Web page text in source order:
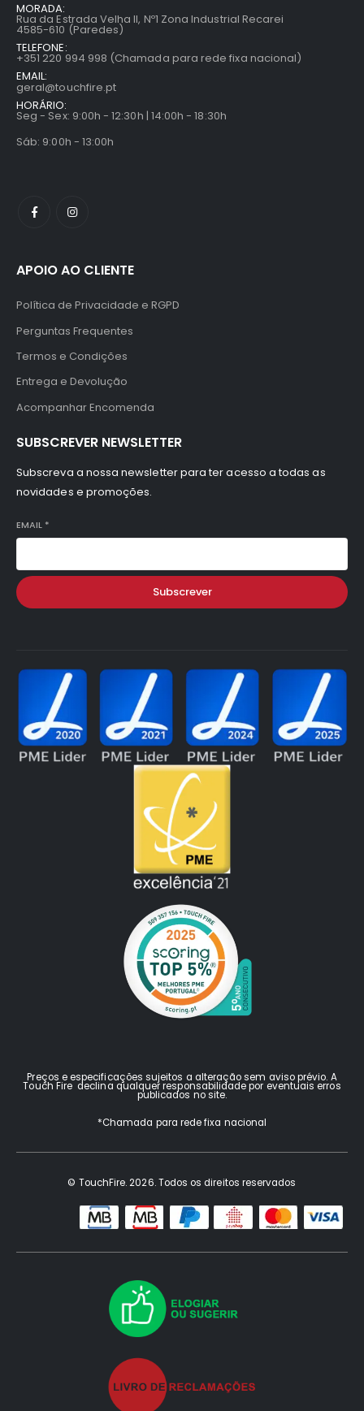
MORADA:
Rua da Estrada Velha II, Nº1 Zona Industrial Recarei
4585-610 (Paredes)
TELEFONE:
+351 220 994 998 (Chamada para rede fixa nacional)
EMAIL:
geral@touchfire.pt
HORÁRIO:
Seg - Sex: 9:00h - 12:30h | 14:00h - 18:30h
Sáb: 9:00h - 13:00h
APOIO AO CLIENTE
Política de Privacidade e RGPD
Perguntas Frequentes
Termos e Condições
Entrega e Devolução
Acompanhar Encomenda
SUBSCREVER NEWSLETTER
Subscreva a nossa newsletter para ter acesso a todas as
novidades e promoções.
EMAIL *
Subscrever
Preços e especificações sujeitos a alteração sem aviso prévio. A
Touch Fire declina qualquer responsabilidade por eventuais erros
publicados no site.
*Chamada para rede fixa nacional
© TouchFire. 2026. Todos os direitos reservados